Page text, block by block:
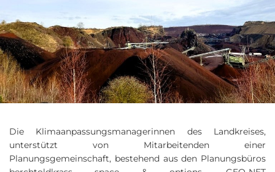
Die Klimaanpassungsmanagerinnen des Landkreises,
unterstützt von Mitarbeitenden einer
Planungsgemeinschaft, bestehend aus den Planungsbüros